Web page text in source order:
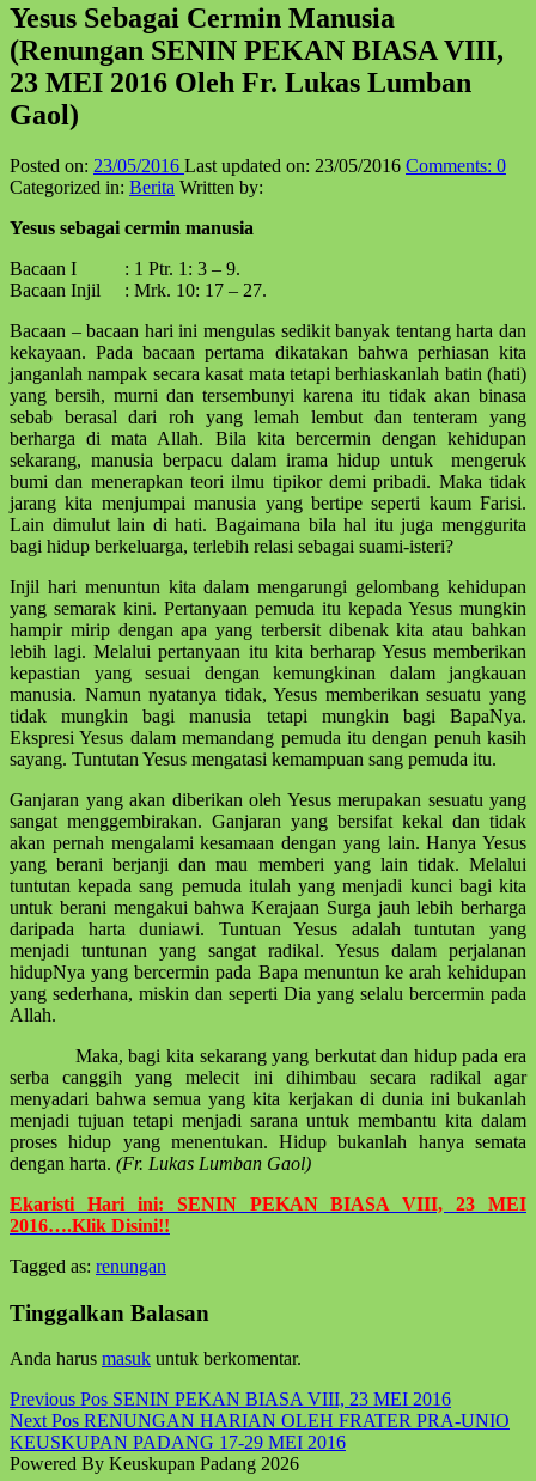
Yesus Sebagai Cermin Manusia
(Renungan SENIN PEKAN BIASA VIII,
23 MEI 2016 Oleh Fr. Lukas Lumban
Gaol)
Posted on: 23/05/2016 Last updated on: 23/05/2016 Comments: 0
Categorized in: Berita Written by:
Yesus sebagai cermin manusia
Bacaan I : 1 Ptr. 1: 3 – 9.
Bacaan Injil : Mrk. 10: 17 – 27.
Bacaan – bacaan hari ini mengulas sedikit banyak tentang harta dan
kekayaan. Pada bacaan pertama dikatakan bahwa perhiasan kita
janganlah nampak secara kasat mata tetapi berhiaskanlah batin (hati)
yang bersih, murni dan tersembunyi karena itu tidak akan binasa
sebab berasal dari roh yang lemah lembut dan tenteram yang
berharga di mata Allah. Bila kita bercermin dengan kehidupan
sekarang, manusia berpacu dalam irama hidup untuk mengeruk
bumi dan menerapkan teori ilmu tipikor demi pribadi. Maka tidak
jarang kita menjumpai manusia yang bertipe seperti kaum Farisi.
Lain dimulut lain di hati. Bagaimana bila hal itu juga menggurita
bagi hidup berkeluarga, terlebih relasi sebagai suami-isteri?
Injil hari menuntun kita dalam mengarungi gelombang kehidupan
yang semarak kini. Pertanyaan pemuda itu kepada Yesus mungkin
hampir mirip dengan apa yang terbersit dibenak kita atau bahkan
lebih lagi. Melalui pertanyaan itu kita berharap Yesus memberikan
kepastian yang sesuai dengan kemungkinan dalam jangkauan
manusia. Namun nyatanya tidak, Yesus memberikan sesuatu yang
tidak mungkin bagi manusia tetapi mungkin bagi BapaNya.
Ekspresi Yesus dalam memandang pemuda itu dengan penuh kasih
sayang. Tuntutan Yesus mengatasi kemampuan sang pemuda itu.
Ganjaran yang akan diberikan oleh Yesus merupakan sesuatu yang
sangat menggembirakan. Ganjaran yang bersifat kekal dan tidak
akan pernah mengalami kesamaan dengan yang lain. Hanya Yesus
yang berani berjanji dan mau memberi yang lain tidak. Melalui
tuntutan kepada sang pemuda itulah yang menjadi kunci bagi kita
untuk berani mengakui bahwa Kerajaan Surga jauh lebih berharga
daripada harta duniawi. Tuntuan Yesus adalah tuntutan yang
menjadi tuntunan yang sangat radikal. Yesus dalam perjalanan
hidupNya yang bercermin pada Bapa menuntun ke arah kehidupan
yang sederhana, miskin dan seperti Dia yang selalu bercermin pada
Allah.
Maka, bagi kita sekarang yang berkutat dan hidup pada era
serba canggih yang melecit ini dihimbau secara radikal agar
menyadari bahwa semua yang kita kerjakan di dunia ini bukanlah
menjadi tujuan tetapi menjadi sarana untuk membantu kita dalam
proses hidup yang menentukan. Hidup bukanlah hanya semata
dengan harta. (Fr. Lukas Lumban Gaol)
Ekaristi Hari ini: SENIN PEKAN BIASA VIII, 23 MEI
2016….Klik Disini!!
Tagged as: renungan
back
main
Tinggalkan Balasan
Anda harus masuk untuk berkomentar.
Post
navigation
Previous Pos SENIN PEKAN BIASA VIII, 23 MEI 2016
Next Pos RENUNGAN HARIAN OLEH FRATER PRA-UNIO
KEUSKUPAN PADANG 17-29 MEI 2016
Powered By Keuskupan Padang 2026